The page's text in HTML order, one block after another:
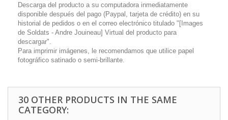
Descarga del producto a su computadora inmediatamente
disponible después del pago (Paypal, tarjeta de crédito) en su
historial de pedidos o en el correo electrónico titulado "[Images
de Soldats - Andre Jouineau] Virtual del producto para
descargar".
Para imprimir imágenes, le recomendamos que utilice papel
fotográfico satinado o semi-brillante.
30 OTHER PRODUCTS IN THE SAME
CATEGORY: